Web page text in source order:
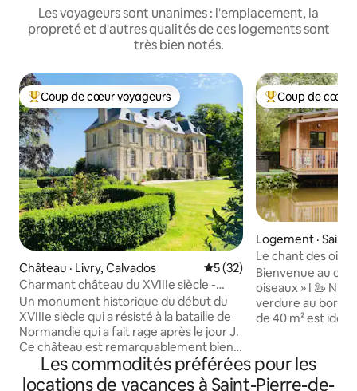
Les voyageurs sont unanimes : l'emplacement, la
propreté et d'autres qualités de ces logements sont
très bien notés.
Coup de cœur voyageurs parmi les plus aimés
Coup de cœur voyageurs
Château · Livry, Calvados Note moyenne de 5 sur 5,
5 (32)
Charmant château du XVIIIe siècle -
Monument historique
Un monument historique du début du
XVIIIe siècle qui a résisté à la bataille de
Normandie qui a fait rage après le jour J.
Ce château est remarquablement bien
conservé et possède un charme unique.
Le domaine est parfait pour une grande
Coup de cœur
Coup de cœur
Logement · Saint-
Le chant des
Bienvenue au
oiseaux » ! 🦢
verdure au bord
de 40 m² est
profitez d'une
jacuzzi pour un
Les commodités préférées pour les
locations de vacances à Saint-Pierre-de-